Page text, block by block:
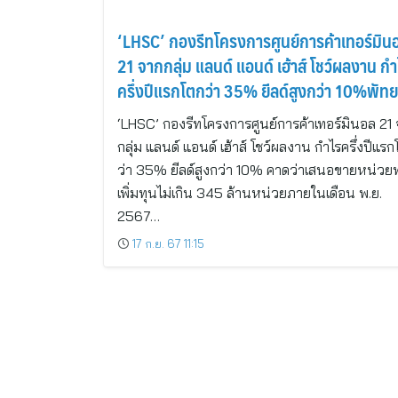
‘LHSC’ กองรีทโครงการศูนย์การค้าเทอร์มิ
21 จากกลุ่ม แลนด์ แอนด์ เฮ้าส์ โชว์ผลงาน ก
ครึ่งปีแรกโตกว่า 35% ยีลด์สูงกว่า 10%พัท
‘LHSC’ กองรีทโครงการศูนย์การค้าเทอร์มินอล 21
กลุ่ม แลนด์ แอนด์ เฮ้าส์ โชว์ผลงาน กำไรครึ่งปีแรก
ว่า 35% ยีลด์สูงกว่า 10% คาดว่าเสนอขายหน่วย
เพิ่มทุนไม่เกิน 345 ล้านหน่วยภายในเดือน พ.ย.
2567…
17 ก.ย. 67 11:15